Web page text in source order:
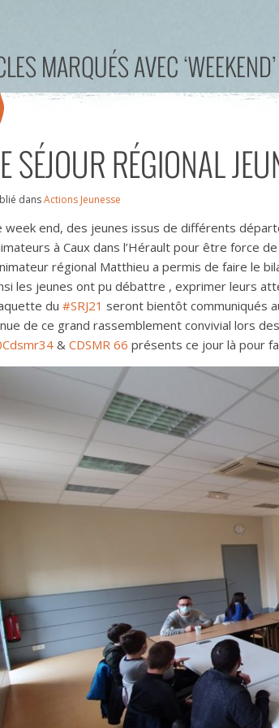
MARQUÉS AVEC ‘WEEKEND’
SÉJOUR RÉGIONAL
dansActions Jeunesse
week end, des jeunes issus de différents
à Caux dans l’Hérault pour être force
régional Matthieu a permis de faire le
les jeunes ont pu débattre , exprimer leurs
du #SRJ21 seront bientôt communiqués
de ce grand rassemblement convivial lors
Cdsmr34 & CDSMR 66 présents ce jour là pour